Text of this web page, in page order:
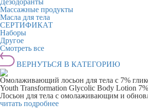
Массажные продукты
Масла для тела
СЕРТИФИКАТ
Наборы
Другое
Смотреть все
ВЕРНУТЬСЯ В КАТЕГОРИЮ
Омолаживающий лосьон для тела с 7%
Youth Transformation Glycolic Body Lotion 7%
Лосьон для тела с омолаживающим и
читать подробнее